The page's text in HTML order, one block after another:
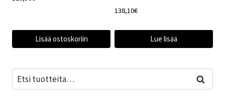
Lisää ostoskoriin
138,10€
Lue lisää
Etsi: Haku